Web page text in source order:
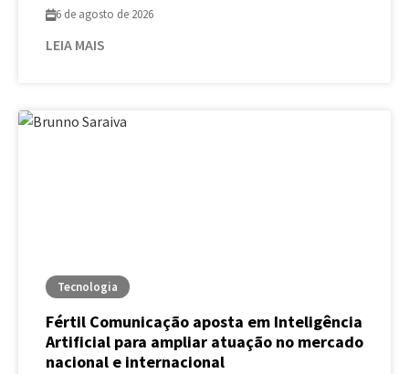
6 de agosto de 2026
LEIA MAIS
Tecnologia
Fértil Comunicação aposta em Inteligência
Artificial para ampliar atuação no mercado
nacional e internacional